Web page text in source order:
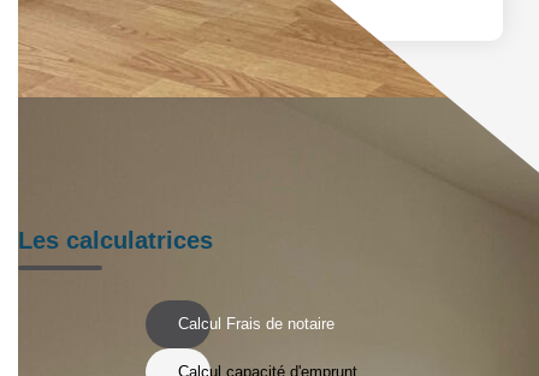
Les calculatrices
Calcul Frais de notaire
Calcul capacité d'emprunt